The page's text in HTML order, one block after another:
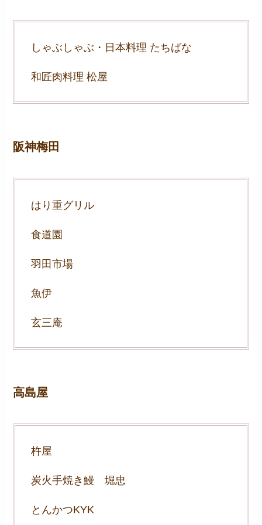
しゃぶしゃぶ・日本料理 たちばな
和匠肉料理 松屋
阪神梅田
はり重グリル
食道園
羽田市場
魚伊
玄三庵
高島屋
杵屋
炭火手焼き鰻 堀忠
とんかつKYK